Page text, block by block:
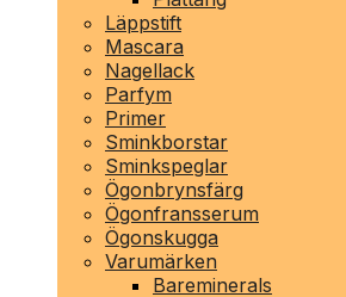
Läppstift
Mascara
Nagellack
Parfym
Primer
Sminkborstar
Sminkspeglar
Ögonbrynsfärg
Ögonfransserum
Ögonskugga
Varumärken
Bareminerals